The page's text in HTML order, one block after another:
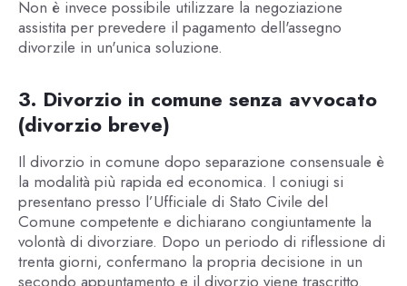
Non è invece possibile utilizzare la negoziazione
assistita per prevedere il pagamento dell'assegno
divorzile in un'unica soluzione.
3. Divorzio in comune senza avvocato
(divorzio breve)
Il divorzio in comune dopo separazione consensuale è
la modalità più rapida ed economica. I coniugi si
presentano presso l’Ufficiale di Stato Civile del
Comune competente e dichiarano congiuntamente la
volontà di divorziare. Dopo un periodo di riflessione di
trenta giorni, confermano la propria decisione in un